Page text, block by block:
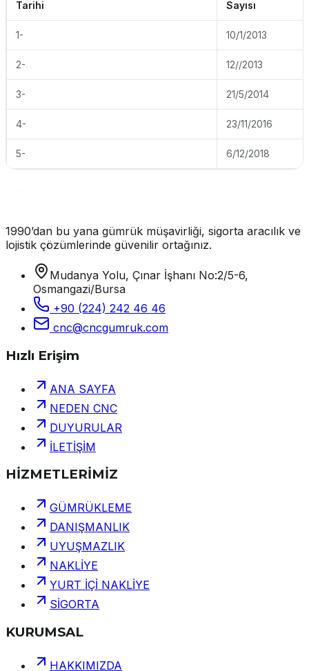
Tarihi Sayısı
1- 10/1/2013
2- 12//2013
3- 21/5/2014
4- 23/11/2016
5- 6/12/2018
1990’dan bu yana gümrük müşavirliği, sigorta aracılık ve
lojistik çözümlerinde güvenilir ortağınız.
Mudanya Yolu, Çınar İşhanı No:2/5-6,
Osmangazi/Bursa
+90 (224) 242 46 46
cnc@cncgumruk.com
Hızlı Erişim
ANA SAYFA
NEDEN CNC
DUYURULAR
İLETİŞİM
HİZMETLERİMİZ
GÜMRÜKLEME
DANIŞMANLIK
UYUŞMAZLIK
NAKLİYE
YURT İÇİ NAKLİYE
SİGORTA
KURUMSAL
HAKKIMIZDA